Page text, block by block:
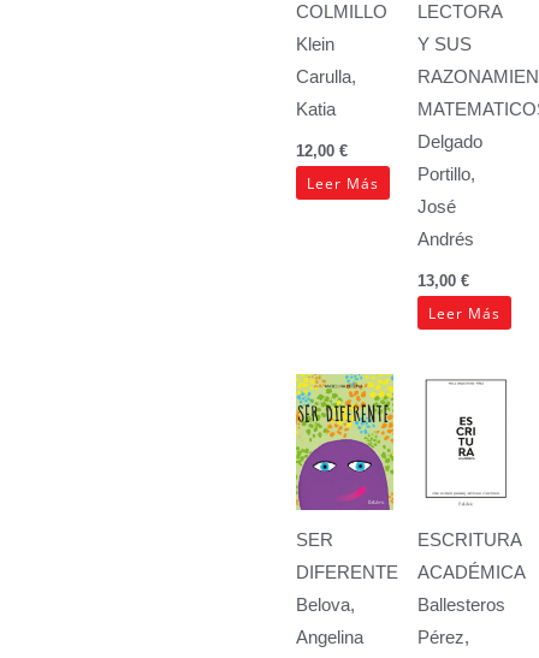
COLMILLO
Klein
Carulla,
Katia
12,00 €
Leer Más
LECTORA
Y SUS
Delgado
Portillo,
José
Andrés
13,00 €
Leer Más
SER
DIFERENTE
Belova,
Angelina
ESCRITURA
ACADÉMICA
Ballesteros
Pérez,